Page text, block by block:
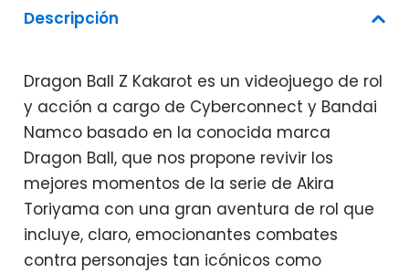
Descripción
Dragon Ball Z Kakarot es un videojuego de rol
y acción a cargo de Cyberconnect y Bandai
Namco basado en la conocida marca
Dragon Ball, que nos propone revivir los
mejores momentos de la serie de Akira
Toriyama con una gran aventura de rol que
incluye, claro, emocionantes combates
contra personajes tan icónicos como